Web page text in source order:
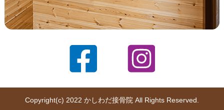
Copyright(c) 2022 かしわだ接骨院 All Rights Reserved.